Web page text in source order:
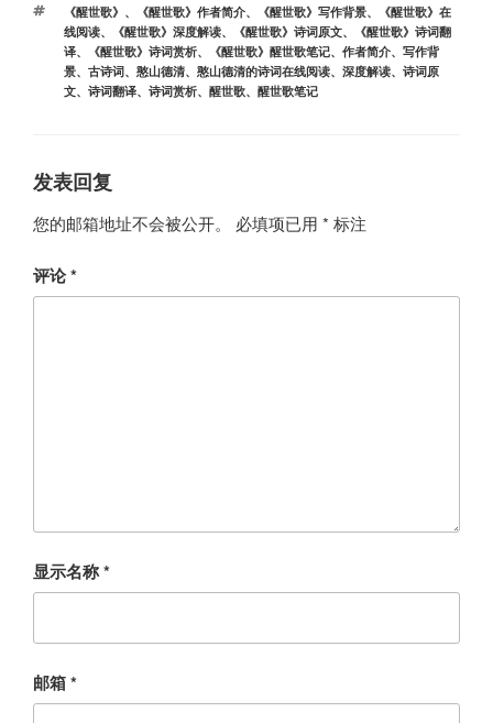
标
签
《醒世歌》 、 《醒世歌》作者简介、 《醒世歌》写作背景、
《醒世歌》在
线阅读、 《醒世歌》深度解读、 《醒世歌》诗词原文、
《醒世歌》诗词翻
译、 《醒世歌》诗词赏析、 《醒世歌》醒世歌笔记、 作者简介、 写作背
景、 古诗词、 憨山德清、 憨山德清的诗词在线阅读、 深度解读、 诗词原
文、 诗词翻译、 诗词赏析、 醒世歌、 醒世歌笔记
发表回复
您的邮箱地址不会被公开。 必填项已用 * 标注
评论*
显示名称*
邮箱*